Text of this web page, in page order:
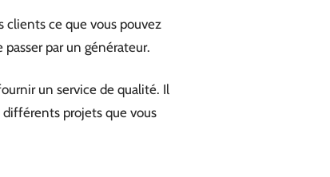
clients ce que vous pouvez
par un générateur.
un service de qualité. Il
projets que vous